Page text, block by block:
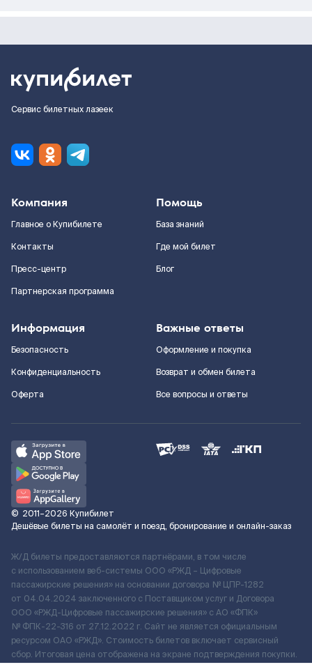
Сервис билетных лазеек
Компания
Главное о Купибилете
Контакты
Пресс-центр
Партнерская программа
Помощь
База знаний
Где мой билет
Блог
Информация
Безопасность
Конфиденциальность
Оферта
Важные ответы
Оформление и покупка
Возврат и обмен билета
Все вопросы и ответы
© 2011–2026 Купибилет
Дешёвые билеты на самолёт и поезд, бронирование и онлайн-заказ
Ж/Д билеты предоставляются партнёрами, в том числе
с использованием веб-системы ООО «РЖД – Цифровые
пассажирские решения» на основании договора № ЦПР-1282
от 04.04.2024 заключенного с Поставщиком услуг и Договора
ООО «РЖД-Цифровые пассажирские решения» c АО «ФПК»
№ ФПК-22-316 от 27.12.2022 г. Сайт не является официальным
ресурсом ОАО «РЖД». Стоимость билетов включает сервисный
сбор. Итоговая цена отображена на экране подтверждения покупки.